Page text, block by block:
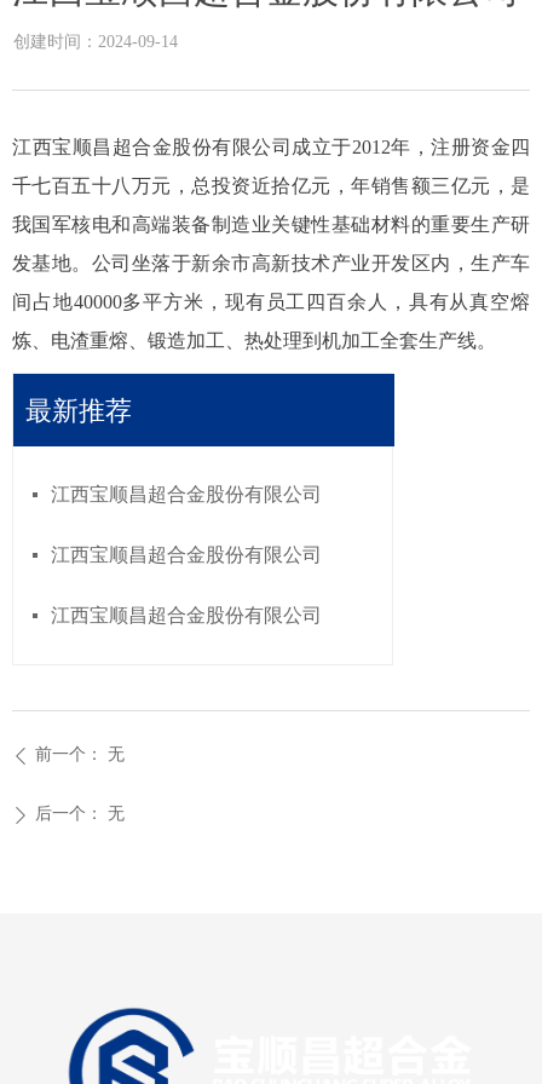
江西宝顺昌超合金股份有限公司成立于2012年，注册资金四
千七百五十八万元，总投资近拾亿元，年销售额三亿元，是
我国军核电和高端装备制造业关键性基础材料的重要生产研
发基地。公司坐落于新余市高新技术产业开发区内，生产车
间占地40000多平方米，现有员工四百余人，具有从真空熔
炼、电渣重熔、锻造加工、热处理到机加工全套生产线。
ꄴ 前一个： 无
ꄲ 后一个： 无
创建时间： 2024-09-14
最新推荐
넷 江西宝顺昌超合金股份有限公司
넷 江西宝顺昌超合金股份有限公司
넷 江西宝顺昌超合金股份有限公司